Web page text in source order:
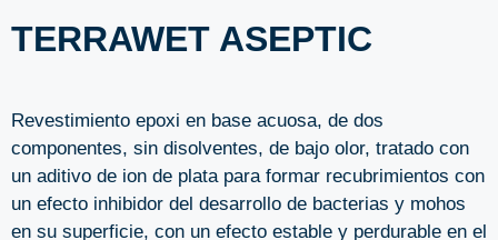
TERRAWET ASEPTIC
Revestimiento epoxi en base acuosa, de dos
componentes, sin disolventes, de bajo olor, tratado con
un aditivo de ion de plata para formar recubrimientos con
un efecto inhibidor del desarrollo de bacterias y mohos
en su superficie, con un efecto estable y perdurable en el